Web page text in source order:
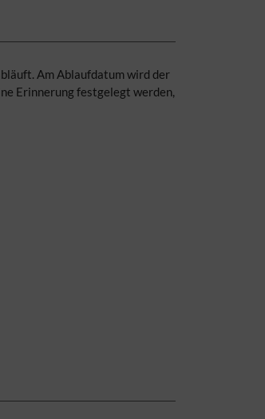
Am Ablaufdatum wird der
Erinnerung festgelegt werden,